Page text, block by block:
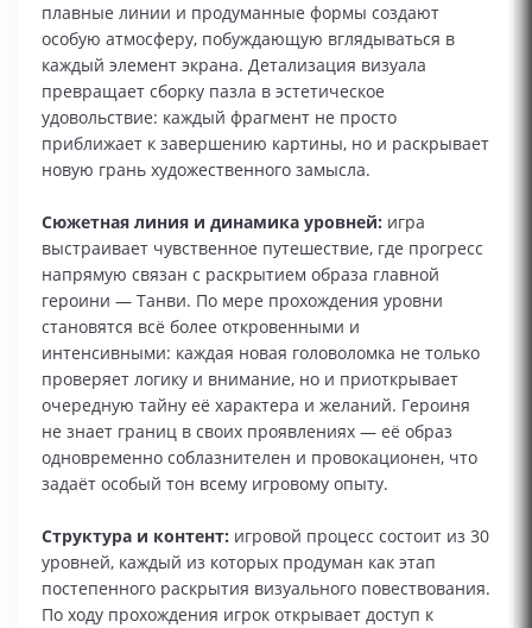
плавные линии и продуманные формы создают
особую атмосферу, побуждающую вглядываться в
каждый элемент экрана. Детализация визуала
превращает сборку пазла в эстетическое
удовольствие: каждый фрагмент не просто
приближает к завершению картины, но и раскрывает
новую грань художественного замысла.
Сюжетная линия и динамика уровней: игра
выстраивает чувственное путешествие, где прогресс
напрямую связан с раскрытием образа главной
героини — Танви. По мере прохождения уровни
становятся всё более откровенными и
интенсивными: каждая новая головоломка не только
проверяет логику и внимание, но и приоткрывает
очередную тайну её характера и желаний. Героиня
не знает границ в своих проявлениях — её образ
одновременно соблазнителен и провокационен, что
задаёт особый тон всему игровому опыту.
Структура и контент: игровой процесс состоит из 30
уровней, каждый из которых продуман как этап
постепенного раскрытия визуального повествования.
По ходу прохождения игрок открывает доступ к